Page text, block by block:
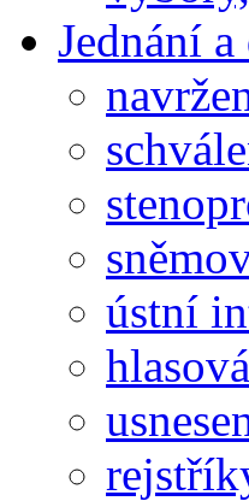
Jednání
ústní